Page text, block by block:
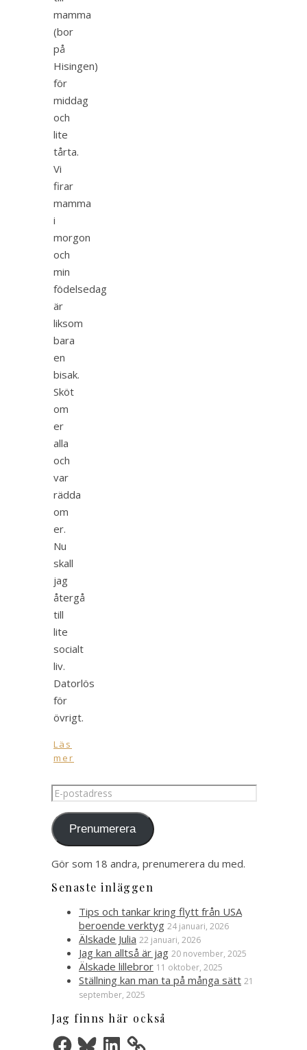
mamma
(bor
på
Hisingen)
för
middag
och
lite
tårta.
Vi
firar
mamma
i
morgon
och
min
födelsedag
är
liksom
bara
en
bisak.
Sköt
om
er
alla
och
var
rädda
om
er.
Nu
skall
jag
återgå
till
lite
socialt
liv.
Datorlös
för
övrigt.
Läs
mer
E-
postadress
Prenumerera
Gör som 18 andra, prenumerera du med.
Senaste inläggen
Tips och tankar kring flytt från USA
beroende verktyg 24 januari, 2026
Älskade Julia 22 januari, 2026
Jag kan alltså är jag 20 november, 2025
Älskade lillebror 11 oktober, 2025
Ställning kan man ta på många sätt 21
september, 2025
Jag finns här också
FacebookBlueskyLinkedIn